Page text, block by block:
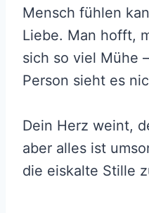
Mensch fühlen
Liebe. Man hofft,
sich so viel Mühe
Person sieht es
Dein Herz weint,
aber alles ist
die eiskalte Stille